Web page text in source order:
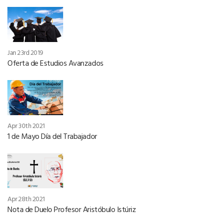
Jan 23rd 2019
Oferta de Estudios Avanzados
Apr 30th 2021
1 de Mayo Día del Trabajador
Apr 28th 2021
Nota de Duelo Profesor Aristóbulo Istúriz